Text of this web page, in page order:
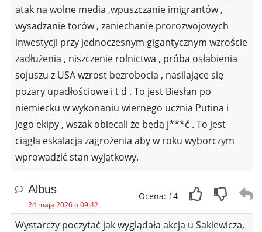
atak na wolne media ,wpuszczanie imigrantów ,
wysadzanie torów , zaniechanie prorozwojowych
inwestycji przy jednoczesnym gigantycznym wzroście
zadłużenia , niszczenie rolnictwa , próba osłabienia
sojuszu z USA wzrost bezrobocia , nasilające się
pożary upadłościowe i t d . To jest Biesłan po
niemiecku w wykonaniu wiernego ucznia Putina i
jego ekipy , wszak obiecali że będą j***ć . To jest
ciągła eskalacja zagrożenia aby w roku wyborczym
wprowadzić stan wyjątkowy.
Albus
24 maja 2026 o 09:42
Ocena: 14
Wystarczy poczytać jak wyglądała akcja u Sakiewicza,